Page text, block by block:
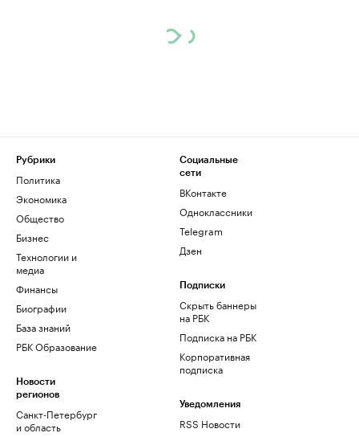
Рубрики
Политика
Экономика
Общество
Бизнес
Технологии и
медиа
Финансы
Биографии
База знаний
РБК Образование
Новости
регионов
Санкт-Петербург
и область
Социальные
сети
ВКонтакте
Одноклассники
Telegram
Дзен
Подписки
Скрыть баннеры
на РБК
Подписка на РБК
Корпоративная
подписка
Уведомления
RSS Новости